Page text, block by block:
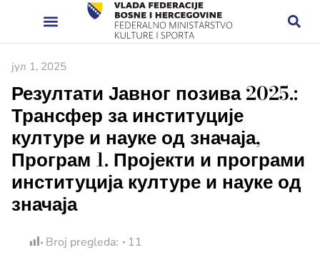
јул 1, 2025
Резултати Јавног позива 2025.:
Трансфер за институције
културе и науке од значаја,
Програм 1. Пројекти и програми
институција културе и науке од
значаја
Broj pregleda: 11